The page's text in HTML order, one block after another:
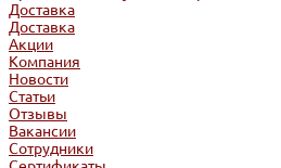
Доставка
Доставка
Акции
Компания
Новости
Статьи
Отзывы
Вакансии
Сотрудники